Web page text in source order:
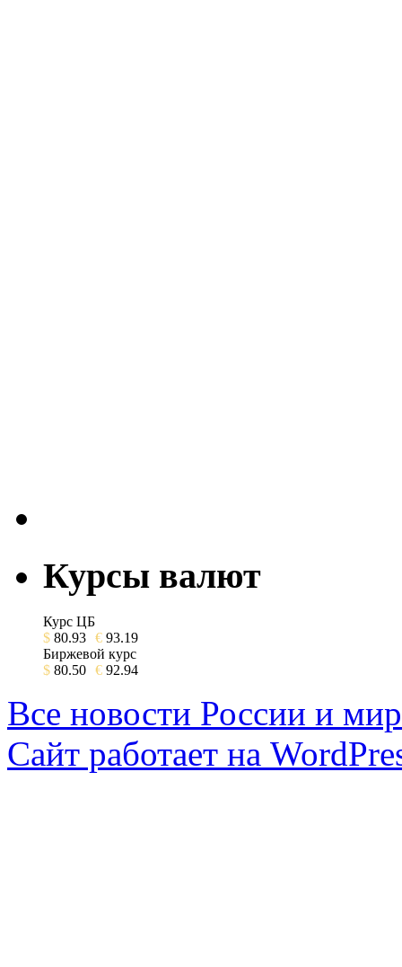
Курсы валют
Курс ЦБ
$ 80.93 € 93.19
Биржевой курс
$ 80.50 € 92.94
Все новости России и
Сайт работает на